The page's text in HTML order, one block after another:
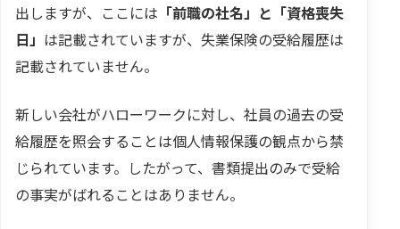
出しますが、ここには 「前職の社名」と「資格喪失
日」 は記載されていますが、失業保険の受給履歴は
記載されていません。
新しい会社がハローワークに対し、社員の過去の受
給履歴を照会することは個人情報保護の観点から禁
じられています。したがって、書類提出のみで受給
の事実がばれることはありません。